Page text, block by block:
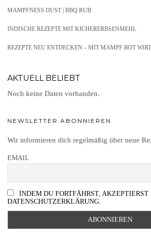
MAMPFNESS DUST | BBQ RUB
INDISCHE REZEPTE MIT KICHERERBSENMEHL
REZEPTE NEU ENTDECKEN – MIT MAMPF BOT
AKTUELL BELIEBT
Noch keine Daten vorhanden.
NEWSLETTER ABONNIEREN
Wir informieren dich regelmäßig über neue
EMAIL
INDEM DU FORTFÄHRST, AKZEPTIERST
DATENSCHUTZERKLÄRUNG.